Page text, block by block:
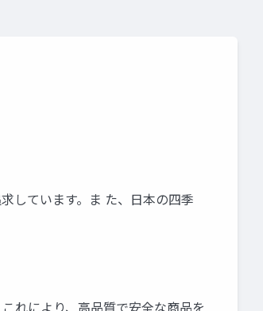
しています。ま た、日本の四季